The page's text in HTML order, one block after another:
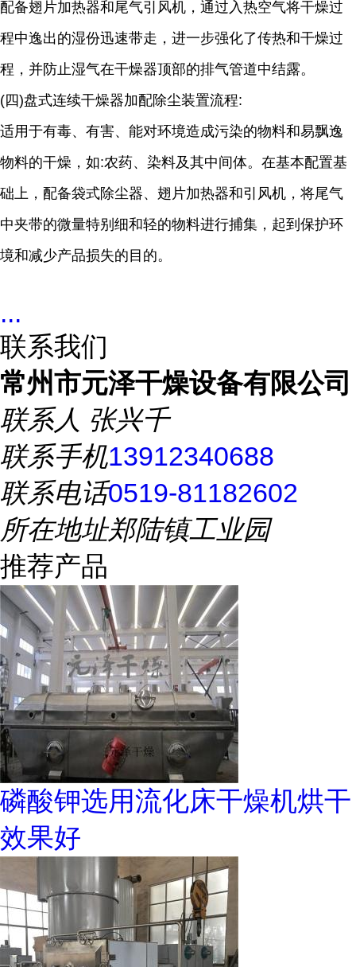
配备翅片加热器和尾气引风机，通过入热空气将干燥过
程中逸出的湿份迅速带走，进一步强化了传热和干燥过
程，并防止湿气在干燥器顶部的排气管道中结露。
(四)盘式连续干燥器加配除尘装置流程:
适用于有毒、有害、能对环境造成污染的物料和易飘逸
物料的干燥，如:农药、染料及其中间体。在基本配置基
础上，配备袋式除尘器、翅片加热器和引风机，将尾气
中夹带的微量特别细和轻的物料进行捕集，起到保护环
境和减少产品损失的目的。
...
联系我们
常州市元泽干燥设备有限公司
联系人 张兴千
联系手机13912340688
联系电话0519-81182602
所在地址郑陆镇工业园
推荐产品
磷酸钾选用流化床干燥机烘干
效果好